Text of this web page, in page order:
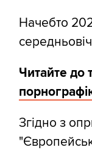
Начебто
Читайте до
Згідно з